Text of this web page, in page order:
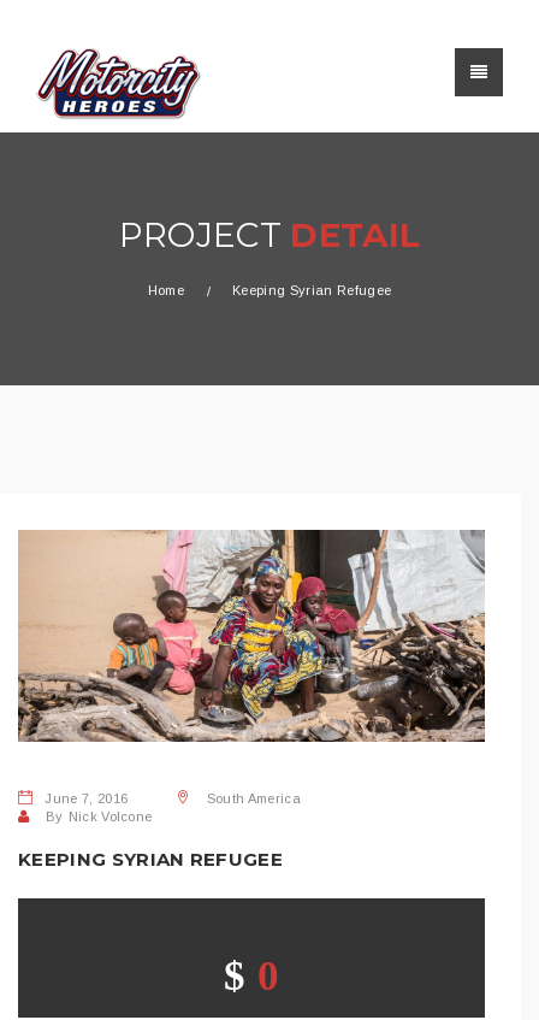
PROJECT DETAIL
Home Keeping Syrian Refugee
June 7, 2016
South America
By Nick Volcone
KEEPING SYRIAN REFUGEE
SHARE THIS POST:
$ 0